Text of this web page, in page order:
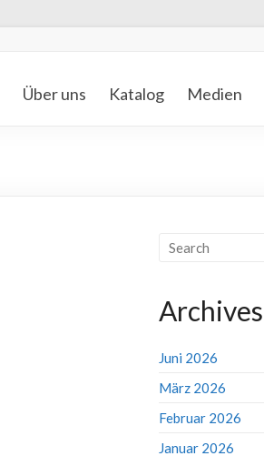
Über uns Katalog Medien
Archives
Juni 2026
März 2026
Februar 2026
Januar 2026